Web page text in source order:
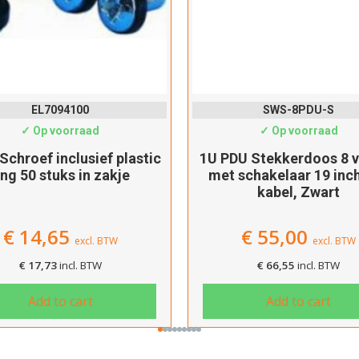
SWS-8PDU-S
✓ Op voorraad
Stekkerdoos 8 voudig
19 inch, 2m
€55,00 excl. BTW
€ 66,55incl. BTW
Add to cart
SWS-8PDU
✓ Op voorraad
1U PDU Stekkerdoos 8-
zonder schakelaar 19
kabel, Zwart
€ 50,00 excl. BTW
€ 60,50 incl. BTW
Add to cart